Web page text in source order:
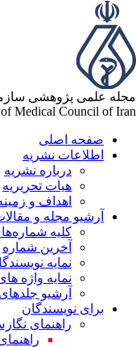
علمی پژوهشی
of Medical Council of
صفحه اصلی
اطلاعات نشریه
درباره نشریه
هیات تحریریه
اهداف و
آرشیو مجله و مقالات
کلیه
آخرین شماره
نمایه
نمایه واژه
آرشیو
برای نویسندگان
راهنمای